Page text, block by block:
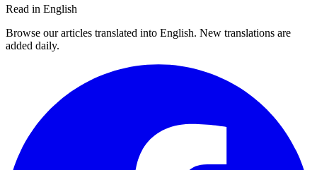
Read in English
Browse our articles translated into English. New translations are
added daily.